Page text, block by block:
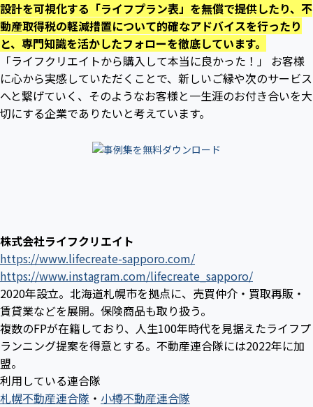
設計を可視化する「ライフプラン表」を無償で提供したり、不
動産取得税の軽減措置について的確なアドバイスを行ったり
と、専門知識を活かしたフォローを徹底しています。
「ライフクリエイトから購入して本当に良かった！」 お客様
に心から実感していただくことで、新しいご縁や次のサービス
へと繋げていく、そのようなお客様と一生涯のお付き合いを大
切にする企業でありたいと考えています。
株式会社ライフクリエイト
https://www.lifecreate-sapporo.com/
https://www.instagram.com/lifecreate_sapporo/
2020年設立。北海道札幌市を拠点に、売買仲介・買取再販・
賃貸業などを展開。保険商品も取り扱う。
複数のFPが在籍しており、人生100年時代を見据えたライフプ
ランニング提案を得意とする。不動産連合隊には2022年に加
盟。
利用している連合隊
札幌不動産連合隊 ・ 小樽不動産連合隊